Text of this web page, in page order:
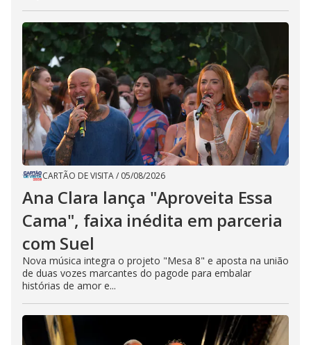
CARTÃO DE VISITA/ 05/08/2026
Ana Clara lança "Aproveita Essa
Cama", faixa inédita em parceria
com Suel
Nova música integra o projeto "Mesa 8" e aposta na união
de duas vozes marcantes do pagode para embalar
histórias de amor e...